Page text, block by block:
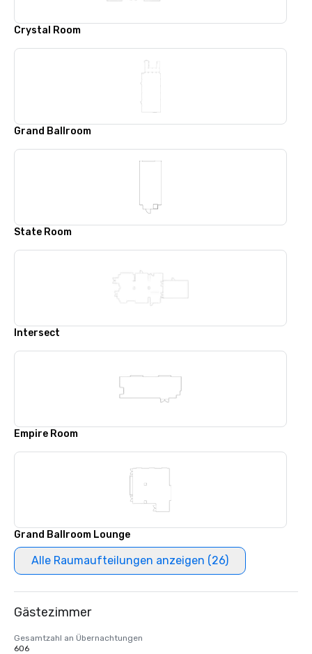
Crystal Room
Grand Ballroom
State Room
Intersect
Empire Room
Grand Ballroom Lounge
Alle Raumaufteilungen anzeigen (26)
Gästezimmer
Gesamtzahl an Übernachtungen
606